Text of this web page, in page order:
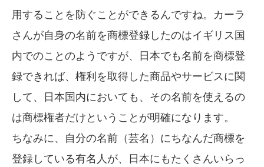
用することを防ぐことができるんですね。カーラ
さんが自身の名前を商標登録したのはイギリス国
内でのことのようですが、日本でも名前を商標登
録できれば、権利を取得した商品やサービスに関
して、日本国内においても、その名前を使えるの
は商標権者だけということが明確になります。
ちなみに、自分の名前（芸名）にちなんだ商標を
登録している有名人が、日本にもたくさんいらっ